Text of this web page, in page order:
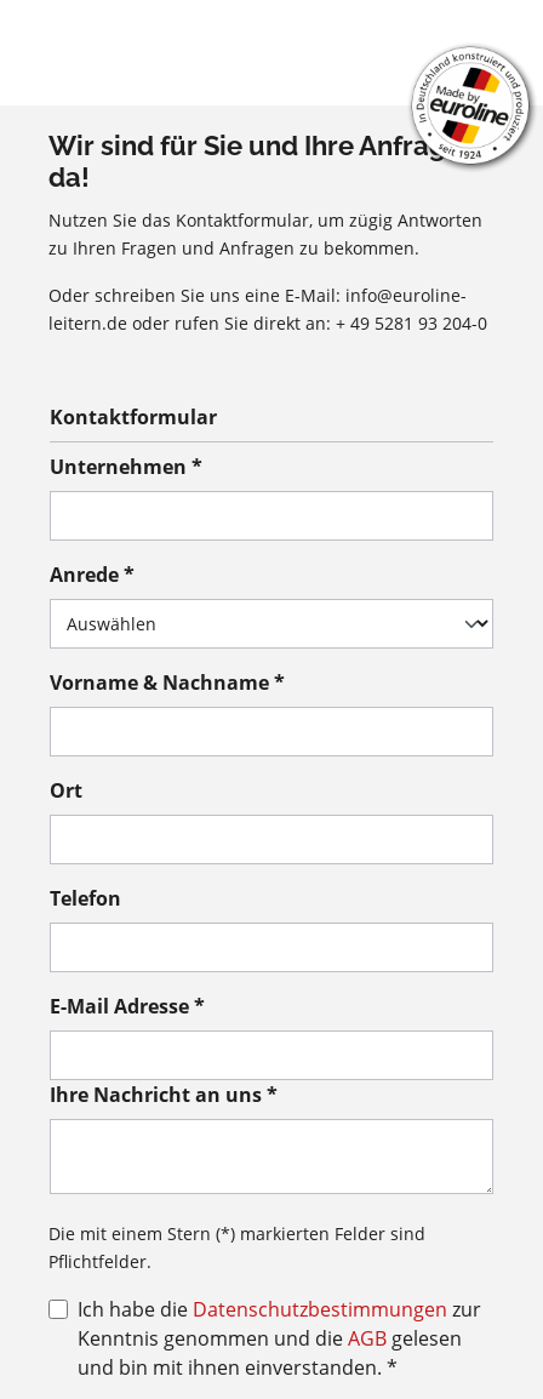
Wir sind für Sie und Ihre Anfragen
da!
Nutzen Sie das Kontaktformular, um zügig Antworten
zu Ihren Fragen und Anfragen zu bekommen.
Oder schreiben Sie uns eine E-Mail: info@euroline-
leitern.de oder rufen Sie direkt an: + 49 5281 93 204-0
Kontaktformular
Unternehmen *
Anrede *
Vorname & Nachname *
Ort
Telefon
E-Mail Adresse *
Ihre Nachricht an uns *
Die mit einem Stern (*) markierten Felder sind
Pflichtfelder.
Ich habe die Datenschutzbestimmungen zur
Kenntnis genommen und dieAGB gelesen
und bin mit ihnen einverstanden. *